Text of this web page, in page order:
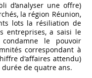
d’analyser une offre)
la région Réunion,
lots la résiliation de
entreprises, a saisi le
le pouvoir
correspondant à
d'affaires attendu)
de quatre ans.